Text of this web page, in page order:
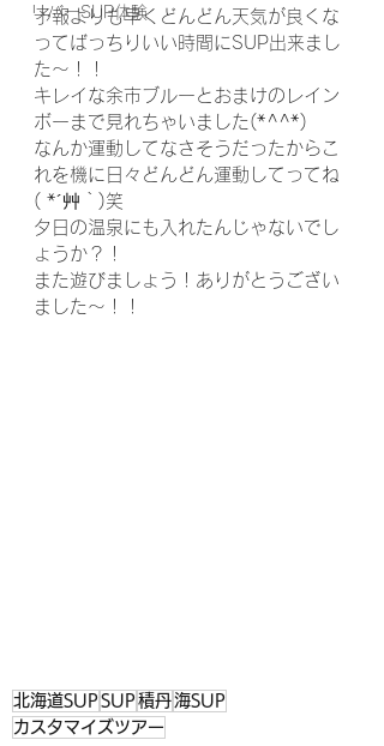
リバーSUP体験
予報よりも早くどんどん天気が良くな
ってばっちりいい時間にSUP出来まし
た～！！
キレイな余市ブルーとおまけのレイン
ボーまで見れちゃいました(*^^*)
なんか運動してなさそうだったからこ
れを機に日々どんどん運動してってね
( *´艸｀)笑
夕日の温泉にも入れたんじゃないでし
ょうか？！
また遊びましょう！ありがとうござい
ました～！！
北海道SUPSUP積丹海SUP
カスタマイズツアー